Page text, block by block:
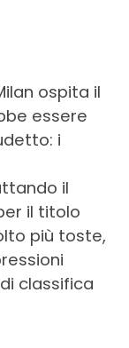
ospita il
essere
i
il
il titolo
più toste,
classifica